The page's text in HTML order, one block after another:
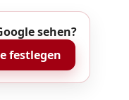
sehen?
festlegen